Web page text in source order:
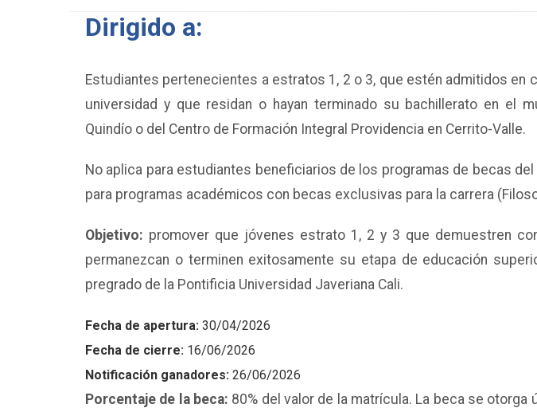
Dirigido a:
Estudiantes pertenecientes a estratos 1, 2 o 3, que estén admitidos en
universidad y que residan o hayan terminado su bachillerato en el
Quindío o del Centro de Formación Integral Providencia en Cerrito-Valle.
No aplica para estudiantes beneficiarios de los programas de becas
para programas académicos con becas exclusivas para la carrera
Objetivo: promover que jóvenes estrato 1, 2 y 3 que demuestren
permanezcan o terminen exitosamente su etapa de educación
pregrado de la Pontificia Universidad Javeriana Cali.
Fecha de apertura: 30/04/2026
Fecha de cierre: 16/06/2026
Notificación ganadores: 26/06/2026
Porcentaje de la beca: 80% del valor de la matrícula. La beca se